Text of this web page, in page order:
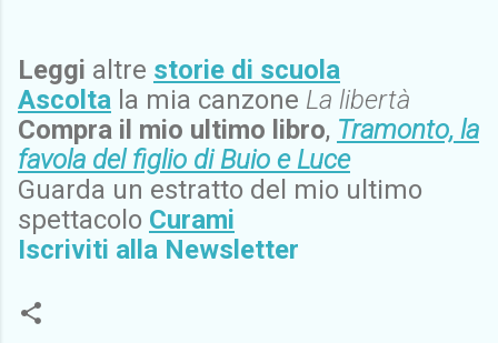
Leggi altre storie di scuola
Ascolta la mia canzone La libertà
Compra il mio ultimo libro, Tramonto, la
favola del figlio di Buio e Luce
Guarda un estratto del mio ultimo
spettacolo Curami
Iscriviti alla Newsletter